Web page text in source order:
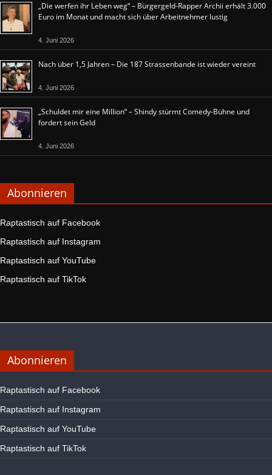
„Die werfen ihr Leben weg“ – Bürgergeld-Rapper Archii erhält 3.000
Euro im Monat und macht sich über Arbeitnehmer lustig
4. Juni 2026
Nach über 1,5 Jahren – Die 187 Strassenbande ist wieder vereint
4. Juni 2026
„Schuldet mir eine Million“ – Shindy stürmt Comedy-Bühne und
fordert sein Geld
4. Juni 2026
Abonnieren
Raptastisch auf Facebook
Raptastisch auf Instagram
Raptastisch auf YouTube
Raptastisch auf TikTok
Abonnieren
Raptastisch auf Facebook
Raptastisch auf Instagram
Raptastisch auf YouTube
Raptastisch auf TikTok